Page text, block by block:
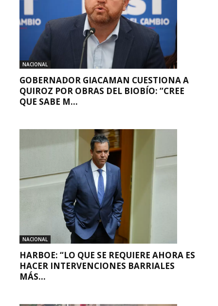
NACIONAL
GOBERNADOR GIACAMAN CUESTIONA A
QUIROZ POR OBRAS DEL BIOBÍO: “CREE
QUE SABE M...
NACIONAL
HARBOE: “LO QUE SE REQUIERE AHORA ES
HACER INTERVENCIONES BARRIALES
MÁS...